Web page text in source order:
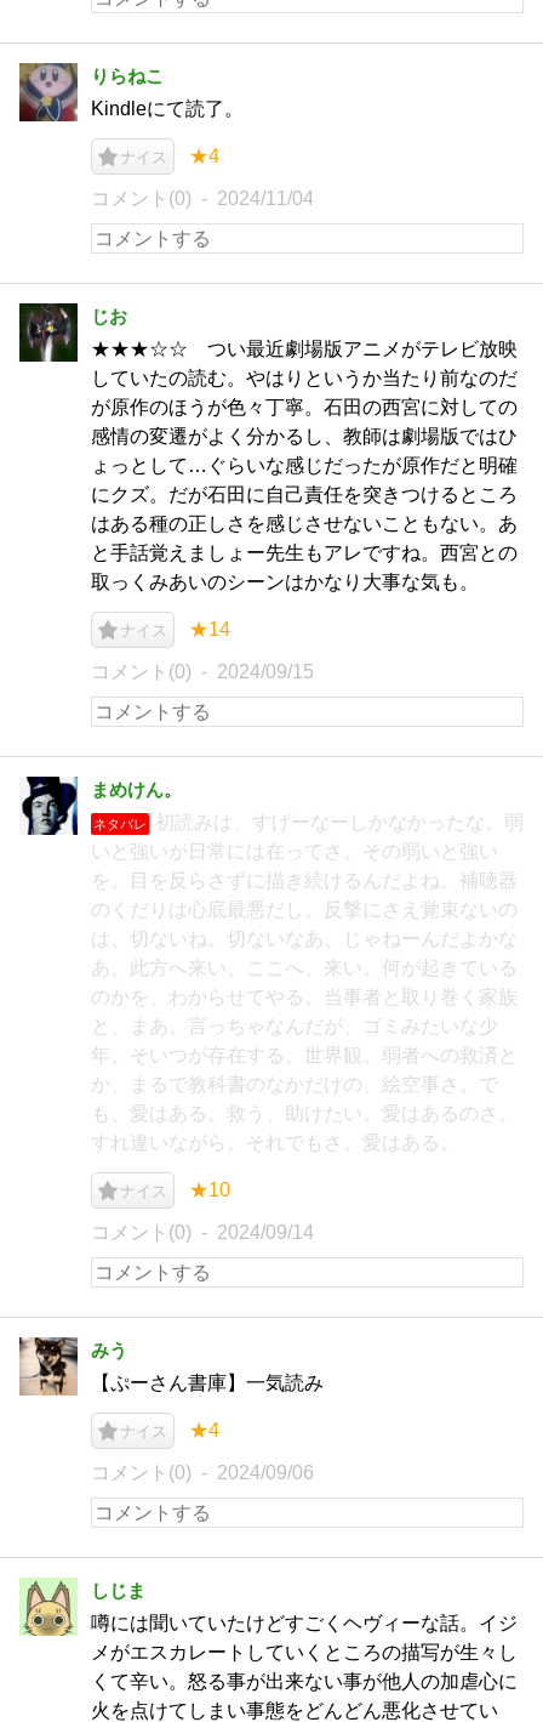
りらねこ
Kindleにて読了。
ナイス ★4
コメント(0) 2024/11/04
じお
★★★☆☆ つい最近劇場版アニメがテレビ放映
していたの読む。やはりというか当たり前なのだ
が原作のほうが色々丁寧。石田の西宮に対しての
感情の変遷がよく分かるし、教師は劇場版ではひ
ょっとして…ぐらいな感じだったが原作だと明確
にクズ。だが石田に自己責任を突きつけるところ
はある種の正しさを感じさせないこともない。あ
と手話覚えましょー先生もアレですね。西宮との
取っくみあいのシーンはかなり大事な気も。
ナイス ★14
コメント(0) 2024/09/15
まめけん。
ネタバレ
初読みは、すげーなーしかなかったな。弱
いと強いが日常には在ってさ。その弱いと強い
を。目を反らさずに描き続けるんだよね。補聴器
のくだりは心底最悪だし。反撃にさえ覚束ないの
は、切ないね。切ないなあ、じゃねーんだよかな
あ。此方へ来い、ここへ、来い。何が起きている
のかを、わからせてやる。当事者と取り巻く家族
と、まあ。言っちゃなんだが、ゴミみたいな少
年。そいつが存在する、世界観。弱者への救済と
か、まるで教科書のなかだけの、絵空事さ。で
も、愛はある。救う、助けたい。愛はあるのさ。
すれ違いながら。それでもさ。愛はある。
ナイス ★10
コメント(0) 2024/09/14
みう
【ぷーさん書庫】一気読み
ナイス ★4
コメント(0) 2024/09/06
しじま
噂には聞いていたけどすごくヘヴィーな話。イジ
メがエスカレートしていくところの描写が生々し
くて辛い。怒る事が出来ない事が他人の加虐心に
火を点けてしまい事態をどんどん悪化させてい